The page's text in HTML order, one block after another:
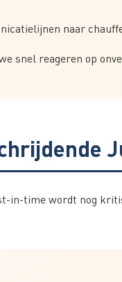
naar
snel reageren op
time wordt nog